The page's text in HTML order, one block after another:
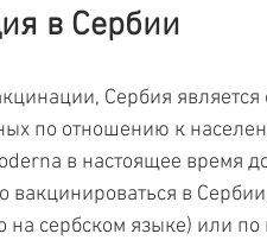
в Сербии
Сербия
по отношению к
в настоящее время
вакцинироваться в
на сербском языке) или